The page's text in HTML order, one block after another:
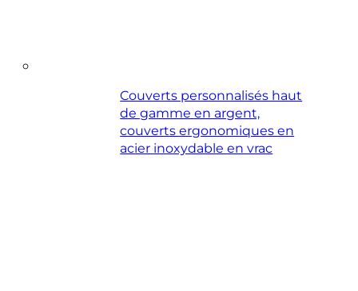
Couverts personnalisés haut
de gamme en argent,
couverts ergonomiques en
acier inoxydable en vrac